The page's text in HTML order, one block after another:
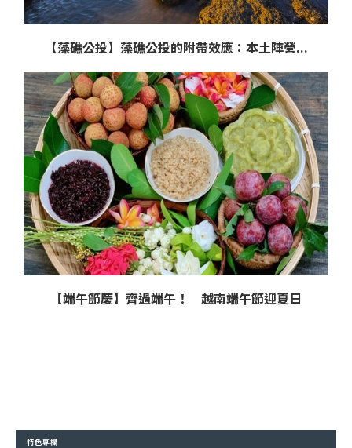
【藻礁公投】藻礁公投的附帶效應：本土陣營...
【端午節慶】齊過端午！ 越南端午節迎夏日
特色專欄